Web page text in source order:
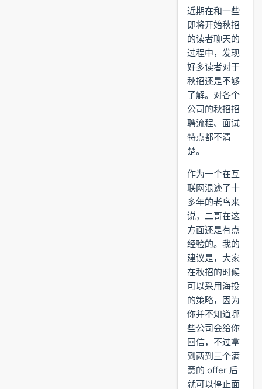
近期在和一些
即将开始秋招
的读者聊天的
过程中，发现
好多读者对于
秋招还是不够
了解。对各个
公司的秋招招
聘流程、面试
特点都不清
楚。
作为一个在互
联网混迹了十
多年的老鸟来
说，二哥在这
方面还是有点
经验的。我的
建议是，大家
在秋招的时候
可以采用海投
的策略，因为
你并不知道哪
些公司会给你
回信，不过拿
到两到三个满
意的 offer 后
就可以停止面